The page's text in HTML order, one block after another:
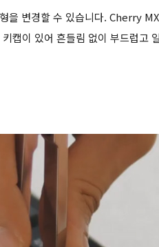
을 변경할 수 있습니다. Cherry
캡이 있어 흔들림 없이 부드럽고